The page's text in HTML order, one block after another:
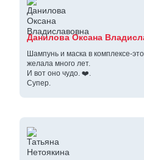
Данилова Оксана
Шампунь и маска в комплексе-
желала много лет.
И вот оно чудо. ❤️.
Супер.